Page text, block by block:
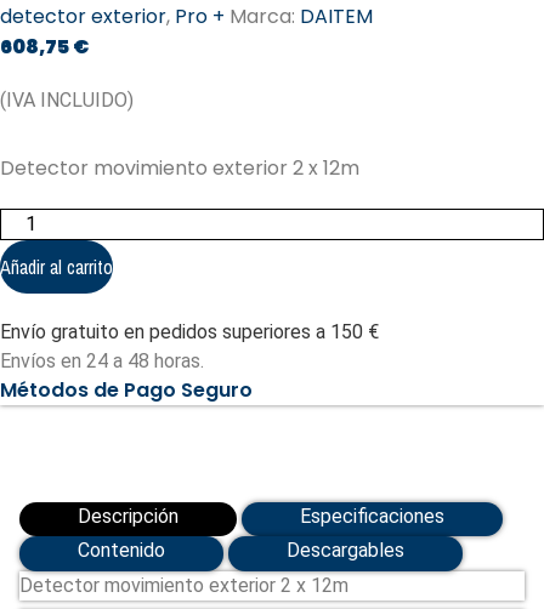
detector exterior, Pro + Marca: DAITEM​
608,75€
(IVA INCLUIDO)
Detector movimiento exterior 2 x 12m
Detector
exterior
DAITEM
cantidad
Añadir al carrito
Envío gratuito en pedidos superiores a 150 €
Envíos en 24 a 48 horas.
Métodos de Pago Seguro
Descripción
Especificaciones
Contenido
Descargables
Detector movimiento exterior 2 x 12m